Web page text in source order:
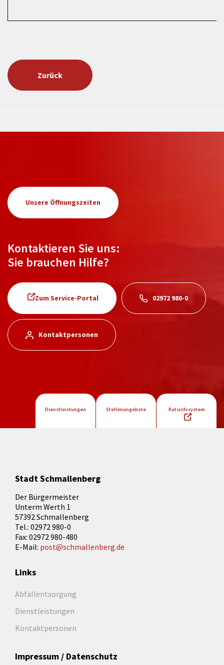
Zurück
Unsere Öffnungszeiten
Kontaktieren Sie uns:
Sie brauchen Hilfe?
Zum Service-Portal 02972 980-0
Kontaktpersonen
Dienstleistungen Stellenangebote Ratsinfosystem
Stadt Schmallenberg
Der Bürgermeister
Unterm Werth 1
57392 Schmallenberg
Tel.: 02972 980-0
Fax: 02972 980-480
E-Mail: post@schmallenberg.de
Links
Abfallentsorgung
Dienstleistungen
Kontaktpersonen
Impressum / Datenschutz